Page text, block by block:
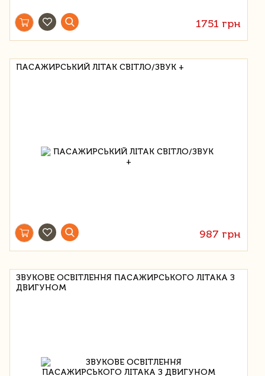
1751 грн
ПАСАЖИРСЬКИЙ ЛІТАК СВІТЛО/ЗВУК +
987 грн
ЗВУКОВЕ ОСВІТЛЕННЯ ПАСАЖИРСЬКОГО ЛІТАКА З
ДВИГУНОМ